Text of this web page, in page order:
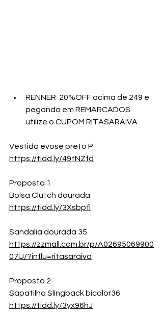
RENNER  20%OFF acima de 249 e
pegando em REMARCADOS
utilize o CUPOM RITASARAIVA
Vestido evose preto P
https://tidd.ly/49tNZfd
Proposta 1
Bolsa Clutch dourada
https://tidd.ly/3Xsbpfl
Sandalia dourada 35
https://zzmall.com.br/p/A02695069900
07U/?influ=ritasaraiva
Proposta 2
Sapatilha Slingback bicolor36
https://tidd.ly/3yx96hJ